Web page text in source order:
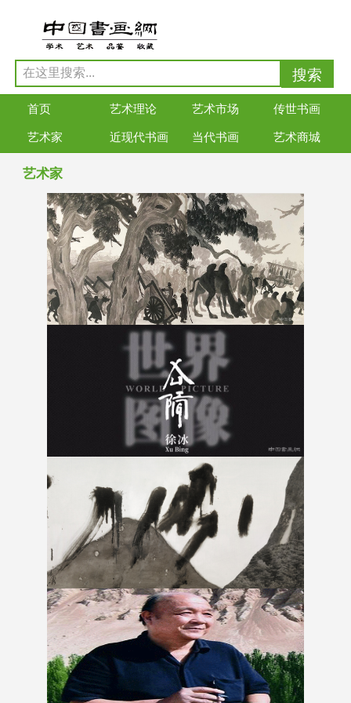
首页 艺术理论 艺术市场 传世书画
艺术家 近现代书画 当代书画 艺术商城
艺术家